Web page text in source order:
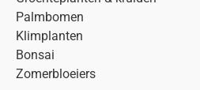
Palmbomen
Klimplanten
Bonsai
Zomerbloeiers